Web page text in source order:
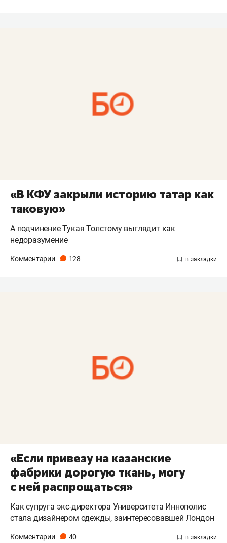
«В КФУ закрыли историю татар как
таковую»
А подчинение Тукая Толстому выглядит как
недоразумение
Комментарии 128
«Если привезу на казанские
фабрики дорогую ткань, могу
с ней распрощаться»
Как супруга экс-директора Университета Иннополис
стала дизайнером одежды, заинтересовавшей Лондон
Комментарии 40